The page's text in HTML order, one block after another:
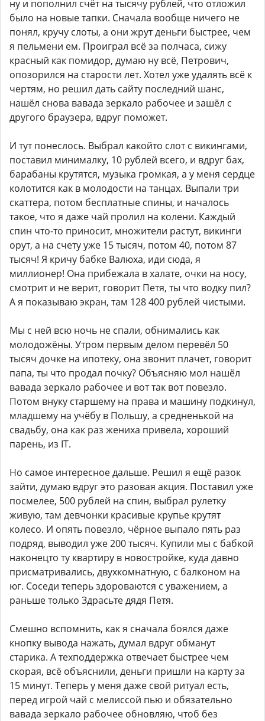
ну и пополнил счёт на тысячу рублей, что отложил
было на новые тапки. Сначала вообще ничего не
понял, кручу слоты, а они жрут деньги быстрее, чем
я пельмени ем. Проиграл всё за полчаса, сижу
красный как помидор, думаю ну всё, Петрович,
опозорился на старости лет. Хотел уже удалять всё к
чертям, но решил дать сайту последний шанс,
нашёл снова вавада зеркало рабочее и зашёл с
другого браузера, вдруг поможет.
И тут понеслось. Выбрал какойто слот с викингами,
поставил минималку, 10 рублей всего, и вдруг бах,
барабаны крутятся, музыка громкая, а у меня сердце
колотится как в молодости на танцах. Выпали три
скаттера, потом бесплатные спины, и началось
такое, что я даже чай пролил на колени. Каждый
спин что-то приносит, множители растут, викинги
орут, а на счету уже 15 тысяч, потом 40, потом 87
тысяч! Я кричу бабке Валюха, иди сюда, я
миллионер! Она прибежала в халате, очки на носу,
смотрит и не верит, говорит Петя, ты что водку пил?
А я показываю экран, там 128 400 рублей чистыми.
Мы с ней всю ночь не спали, обнимались как
молодожёны. Утром первым делом перевёл 50
тысяч дочке на ипотеку, она звонит плачет, говорит
папа, ты что продал почку? Объясняю мол нашёл
вавада зеркало рабочее и вот так вот повезло.
Потом внуку старшему на права и машину подкинул,
младшему на учёбу в Польшу, а средненькой на
свадьбу, она как раз жениха привела, хороший
парень, из IT.
Но самое интересное дальше. Решил я ещё разок
зайти, думаю вдруг это разовая акция. Поставил уже
посмелее, 500 рублей на спин, выбрал рулетку
живую, там девчонки красивые крупье крутят
колесо. И опять повезло, чёрное выпало пять раз
подряд, выводил уже 200 тысяч. Купили мы с бабкой
наконецто ту квартиру в новостройке, куда давно
присматривались, двухкомнатную, с балконом на
юг. Соседи теперь здороваются с уважением, а
раньше только Здрасьте дядя Петя.
Смешно вспомнить, как я сначала боялся даже
кнопку вывода нажать, думал вдруг обманут
старика. А техподдержка отвечает быстрее чем
скорая, всё объяснили, деньги пришли на карту за
15 минут. Теперь у меня даже свой ритуал есть,
перед игрой чай с мелиссой пью и обязательно
вавада зеркало рабочее обновляю, чтоб без